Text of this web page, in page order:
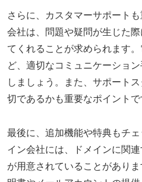
さらに、カスタマーサポート
会社は、問題や疑問が生じた
てくれることが求められます
ど、適切なコミュニケーショ
しましょう。また、サポート
切であるかも重要なポイントで
最後に、追加機能や特典もチ
イン会社には、ドメインに関
が用意されていることがあり